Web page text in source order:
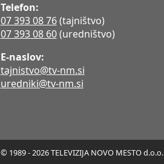
Telefon:
07 393 08 76(tajništvo)
07 393 08 60(uredništvo)
E-naslov:
tajnistvo@tv-nm.si
uredniki@tv-nm.si
© 1989 - 2026 TELEVIZIJA NOVO MESTO d.o.o.